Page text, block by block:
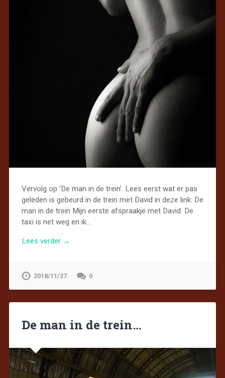
Vervolg op ‘De man in de trein’. Lees eerst wat er pas
geleden is gebeurd in de trein met David in deze link: De
man in de trein Mijn eerste afspraakje met David. De
taxi is net weg en ik…
Lees verder →
2018/11/27 0
De man in de trein…